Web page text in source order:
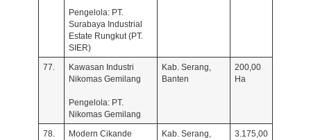
Pengelola: PT.
Surabaya Industrial
Estate Rungkut (PT.
SIER)
77.
Kawasan Industri
Nikomas Gemilang
Pengelola: PT.
Nikomas Gemilang
Kab. Serang,
Banten
200,00
Ha
78.
Modern Cikande
Kab. Serang,
3.175,00